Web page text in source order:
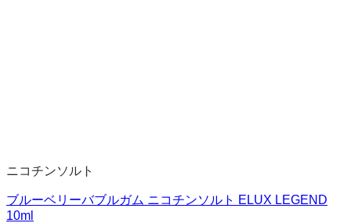
ニコチンソルト
ブルーベリーバブルガム ニコチンソルト ELUX LEGEND
10ml